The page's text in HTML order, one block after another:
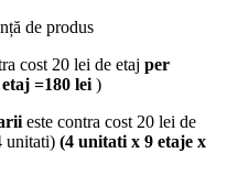
de produs
cost 20 lei de etaj per
=180 lei )
este contra cost 20 lei de
unitati) (4 unitati x 9 etaje x